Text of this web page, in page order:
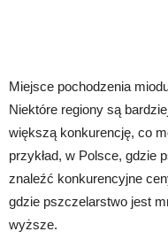
Miejsce pochodzenia
Niektóre regiony są
większą konkurencję, co
przykład, w Polsce, gdzie
znaleźć konkurencyjne
gdzie pszczelarstwo jest
wyższe.